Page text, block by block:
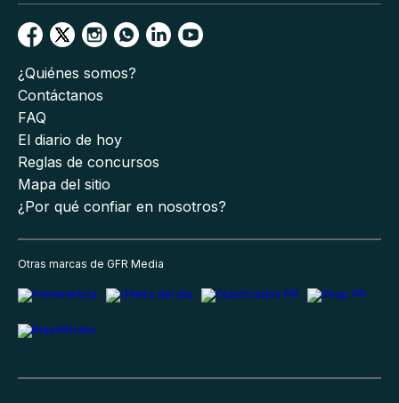
¿Quiénes somos?
Contáctanos
FAQ
El diario de hoy
Reglas de concursos
Mapa del sitio
¿Por qué confiar en nosotros?
Otras marcas de GFR Media